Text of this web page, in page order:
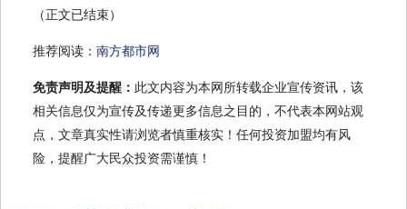
（正文已结束）
推荐阅读： 南方都市网
免责声明及提醒： 此文内容为本网所转载企业宣传资讯，该
相关信息仅为宣传及传递更多信息之目的，不代表本网站观
点，文章真实性请浏览者慎重核实！任何投资加盟均有风
险，提醒广大民众投资需谨慎！